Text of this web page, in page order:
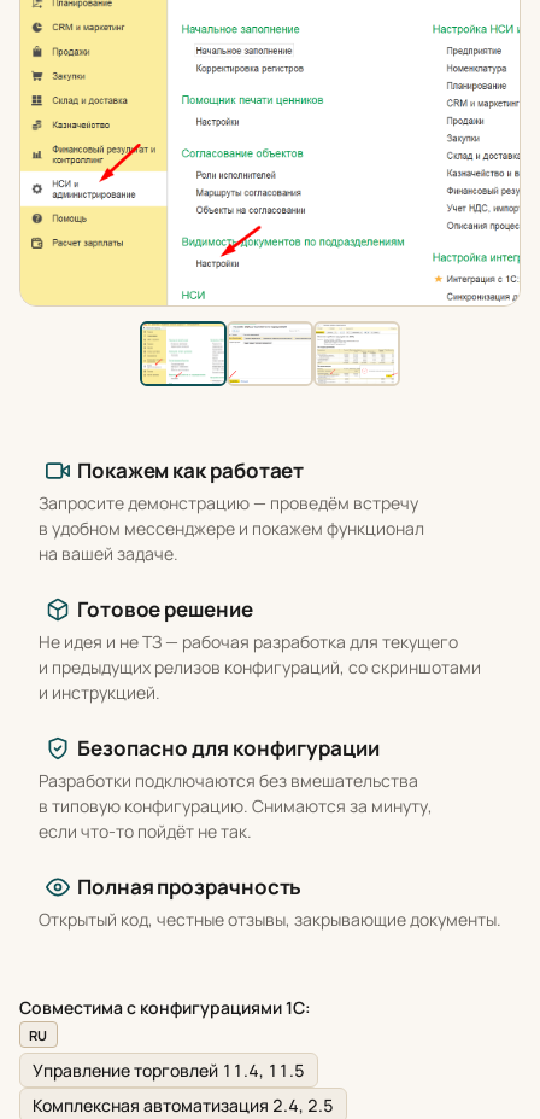
Покажем как работает
Запросите демонстрацию — проведём встречу
в удобном мессенджере и покажем функционал
на вашей задаче.
Готовое решение
Не идея и не ТЗ — рабочая разработка для текущего
и предыдущих релизов конфигураций, со скриншотами
и инструкцией.
Безопасно для конфигурации
Разработки подключаются без вмешательства
в типовую конфигурацию. Снимаются за минуту,
если что-то пойдёт не так.
Полная прозрачность
Открытый код, честные отзывы, закрывающие документы.
Совместима с конфигурациями 1С:
RU
Управление торговлей 11.4, 11.5
Комплексная автоматизация 2.4, 2.5